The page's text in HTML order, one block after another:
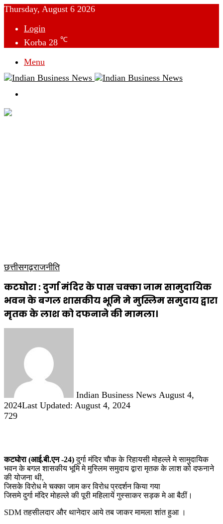
Thursday, August 6 2026
Login
Korba 28 ℃
Menu
छत्तीसगढ़राजनीति
कटघोरा : दुर्गा मंदिर के पास चक्का जाम सामुदायिक
भवन के बगल शासकीय भूमि मे मुस्लिम समुदाय द्वारा
मृतक के लाश को दफनाने की मामला।
Indian Business News August 4,
2024Last Updated: August 4, 2024
729
कटघोरा (आई.बी.एन -24)दुर्गा मंदिर चौक के रिहायसी मोहल्ले मे सामुदायिक
भवन के बगल शासकीय भूमि मे मुस्लिम समुदाय द्वारा मृतक के लाश को दफनाने
की योजना थी,
जिसके विरोध मे चक्का जाम कर विरोध प्रदर्शन किया गया
जिसमे दुर्गा मंदिर मोहल्ले की पूरी महिलायें गुस्साकर सड़क मे आ बैठीं।
SDM तहसीलदार और थानेदार आये तब जाकर मामला शांत हुआ ।